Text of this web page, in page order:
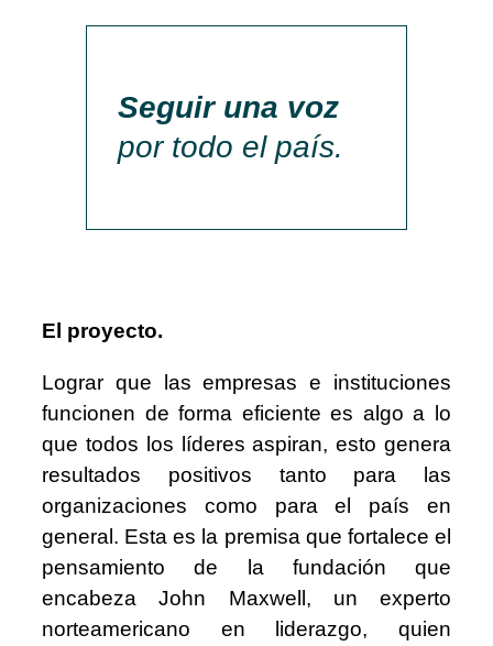
El proyecto.
Lograr que las empresas e instituciones
funcionen de forma eficiente es algo a lo
que todos los líderes aspiran, esto genera
resultados positivos tanto para las
organizaciones como para el país en
general. Esta es la premisa que fortalece el
pensamiento de la fundación que
encabeza John Maxwell, un experto
norteamericano en liderazgo, quien
Seguir una voz
por todo el país.